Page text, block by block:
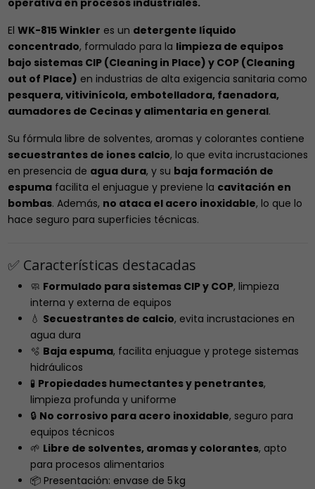
operativa en procesos industriales.
El WK-815 Winkler es un detergente líquido
concentrado, formulado para la limpieza de equipos
bajo sistemas CIP (Cleaning in Place) y COP (Cleaning
out of Place) en industrias de alta exigencia sanitaria como
pesquera, vitivinícola, embotelladora, faenadora,
aumadores de Cecinas y alimentaria en general.
Su fórmula libre de solventes, aromas y colorantes contiene
secuestrantes de iones calcio, lo que evita incrustaciones
en presencia de agua dura, y su baja formación de
espumafacilita el enjuague y previene la cavitación en
bombas. Además, no ataca el acero inoxidable, lo que lo
hace seguro para superficies técnicas.
✅ Características destacadas
🧼 Formulado para sistemas CIP y COP, limpieza
interna y externa de equipos
💧 Secuestrantes de calcio, evita incrustaciones en
agua dura
🫧 Baja espuma, facilita enjuague y protege sistemas
hidráulicos
🧪 Propiedades humectantes y penetrantes,
limpieza profunda y uniforme
🔒 No corrosivo para acero inoxidable, seguro para
equipos técnicos
🌱 Libre de solventes, aromas y colorantes, apto
para procesos alimentarios
📦 Presentación: envase de 5 kg